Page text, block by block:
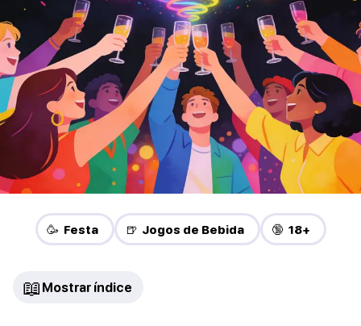
🥳 Festa 🍺 Jogos de Bebida 🔞 18+
📖 Mostrar índice